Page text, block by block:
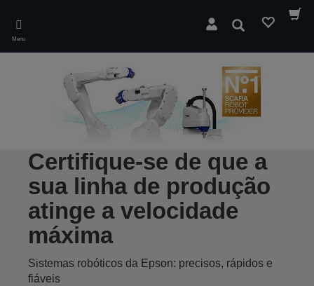
main
content
Menu
Pesquisar
Certifique-se de que a
sua linha de produção
atinge a velocidade
máxima
Sistemas robóticos da Epson: precisos, rápidos e
fiáveis